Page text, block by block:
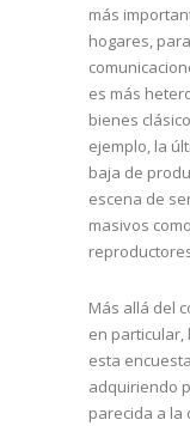
más
hogares,
es más
bienes
ejemplo, la
baja de
escena de
masivos
Más allá del
en
esta
adquiriendo
parecida a la